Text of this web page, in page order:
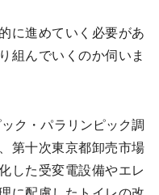
に進めていく必要があ
組んでいくのか伺いま
ク・パラリンピック調
第十次東京都卸売市場
した受変電設備やエレ